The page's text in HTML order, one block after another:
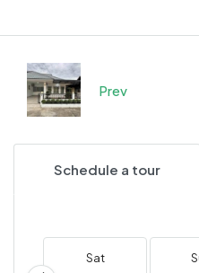
Prev
Schedule a tour
Sat